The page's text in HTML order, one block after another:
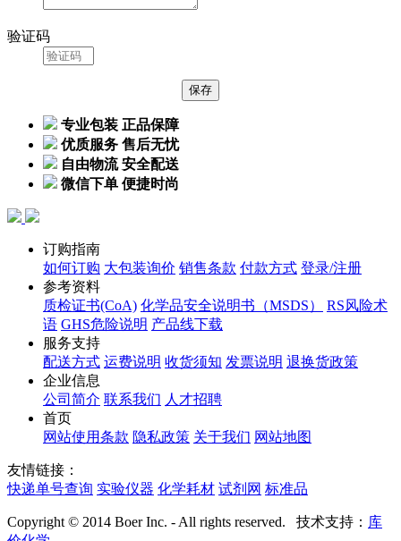
验证码
专业包装 正品保障
优质服务 售后无忧
自由物流 安全配送
微信下单 便捷时尚
订购指南
如何订购 大包装询价 销售条款 付款方式 登录/注册
参考资料
质检证书(CoA) 化学品安全说明书（MSDS）
RS风险术
语 GHS危险说明 产品线下载
服务支持
配送方式 运费说明 收货须知 发票说明 退换货政策
企业信息
公司简介 联系我们 人才招聘
首页
网站使用条款 隐私政策 关于我们 网站地图
友情链接：
快递单号查询 实验仪器 化学耗材 试剂网 标准品
Copyright © 2014 Boer Inc. - All rights reserved. 技术支持： 库